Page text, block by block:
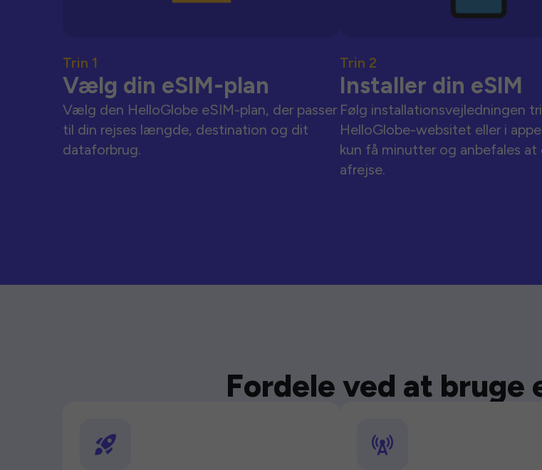
Trin 1
Vælg din eSIM-plan
Vælg den HelloGlobe eSIM-plan, der passer
til din rejses længde, destination og dit
dataforbrug.
Trin 2
Installer din eSIM
Følg installationsvejledningen
HelloGlobe-websitet eller i
kun få minutter og anbefales
afrejse.
Fordele ved at bruge